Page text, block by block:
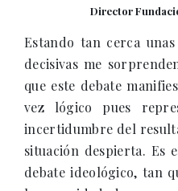
Director
Estando tan cerca
decisivas me
que este debate
vez lógico pues
incertidumbre del
situación despierta. Es
debate ideológico, tan